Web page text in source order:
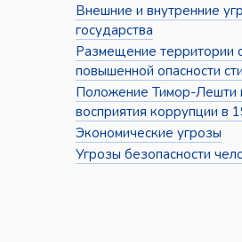
Внешние и внутренние
государства
Размещение территории
повышенной опасности
Положение Тимор-Лешти
восприятия коррупции в
Экономические угрозы
Угрозы безопасности